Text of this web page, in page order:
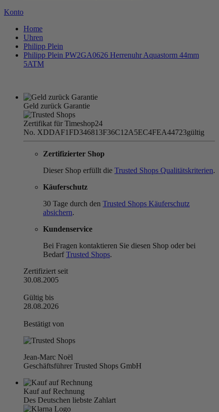
Konto
Home
Uhren
Philipp Plein
Philipp Plein PW2GA0626 Herrenuhr Aquastorm 44mm
5ATM
Geld zurück Garantie
Zertifikat für Timeshop24
No. XDDAF1FD346813F36C12A5EC4FEA44723gültig
Zertifizierter Shop
Dieser Shop erfüllt die Trusted Shops Qualitätskriterien.
Käuferschutz
30 Tage durch den Trusted Shops Käuferschutz
absichern.
Kundenservice
Bei Fragen kontaktieren Sie diesen Shop oder bei
BedarfTrusted Shops.
Zertifiziert seit
30.08.2005
Gültig bis
28.08.2026
Bestätigt von
Jean-Marc Noël
Geschäftsführer Trusted Shops GmbH
Kauf auf Rechnung
Des Deutschen liebste Zahlart